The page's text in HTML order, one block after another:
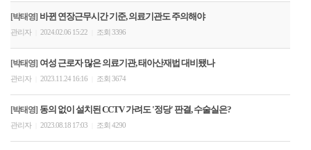
[박태영] 바뀐 연장근무시간 기준, 의료기관도 주의해야
관리자 2024.02.06 15:22 조회 3396
[박태영] 여성 근로자 많은 의료기관, 태아산재법 대비됐나
관리자 2023.11.24 16:16 조회 3674
[박태영] 동의 없이 설치된 CCTV 가려도 '정당' 판결, 수술실은?
관리자 2023.08.18 17:03 조회 4290